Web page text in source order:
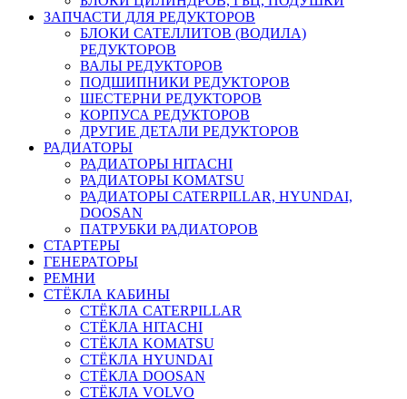
ЗАПЧАСТИ ДЛЯ РЕДУКТОРОВ
БЛОКИ САТЕЛЛИТОВ (ВОДИЛА)
РЕДУКТОРОВ
ВАЛЫ РЕДУКТОРОВ
ПОДШИПНИКИ РЕДУКТОРОВ
ШЕСТЕРНИ РЕДУКТОРОВ
КОРПУСА РЕДУКТОРОВ
ДРУГИЕ ДЕТАЛИ РЕДУКТОРОВ
РАДИАТОРЫ
РАДИАТОРЫ HITACHI
РАДИАТОРЫ KOMATSU
РАДИАТОРЫ CATERPILLAR, HYUNDAI,
DOOSAN
ПАТРУБКИ РАДИАТОРОВ
СТАРТЕРЫ
ГЕНЕРАТОРЫ
РЕМНИ
СТЁКЛА КАБИНЫ
СТЁКЛА CATERPILLAR
СТЁКЛА HITACHI
СТЁКЛА KOMATSU
СТЁКЛА HYUNDAI
СТЁКЛА DOOSAN
СТЁКЛА VOLVO